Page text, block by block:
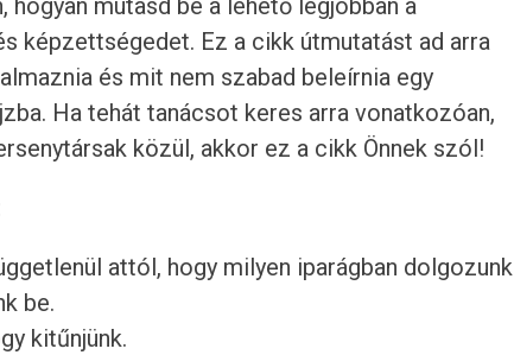
mutasd be a lehető legjobban a
képzettségedet. Ez a cikk útmutatást ad arra
és mit nem szabad beleírnia egy
Ha tehát tanácsot keres arra vonatkozóan,
közül, akkor ez a cikk Önnek szól!
attól, hogy milyen iparágban dolgozunk
be.
kitűnjünk.